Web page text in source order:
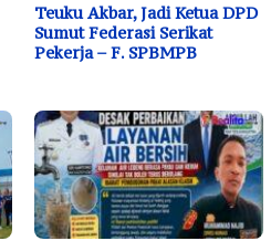
Teuku Akbar, Jadi Ketua DPD
Sumut Federasi Serikat
Pekerja – F. SPBMPB